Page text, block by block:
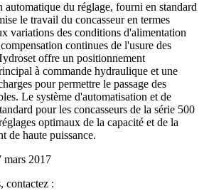
automatique du réglage, fourni en standard
le travail du concasseur en termes
variations des conditions d'alimentation
continues de l'usure des
offre un positionnement
à commande hydraulique et une
pour permettre le passage des
Le système d'automatisation et de
pour les concasseurs de la série 500
optimaux de la capacité et de la
de haute puissance.
mars 2017
contactez :